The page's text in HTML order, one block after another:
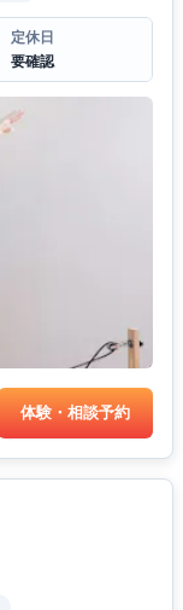
定休日
要確認
体験・相談予約